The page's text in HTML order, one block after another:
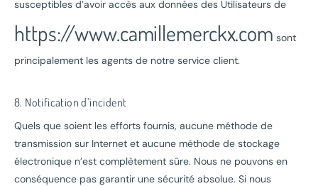
susceptibles d’avoir accès aux données des Utilisateurs de
https://www.camillemerckx.com sont
principalement les agents de notre service client.
8. Notification d’incident
Quels que soient les efforts fournis, aucune méthode de
transmission sur Internet et aucune méthode de stockage
électronique n’est complètement sûre. Nous ne pouvons en
conséquence pas garantir une sécurité absolue. Si nous